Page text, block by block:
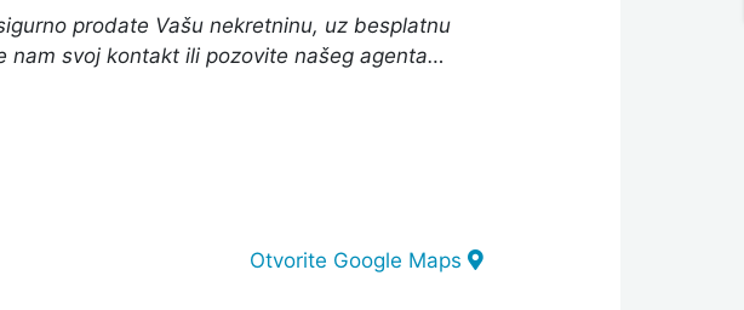
prodate Vašu nekretninu, uz besplatnu
nam svoj kontakt ili pozovite našeg agenta…
Otvorite Google Maps